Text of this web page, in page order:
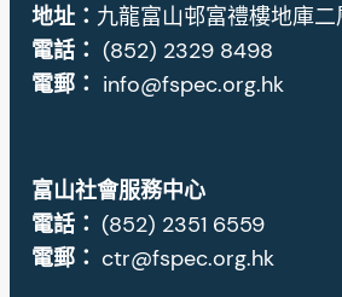
地址： 九龍富山邨富禮樓地庫二
電話： (852) 2329 8498
電郵： info@fspec.org.hk
富山社會服務中心
電話： (852) 2351 6559
電郵： ctr@fspec.org.hk